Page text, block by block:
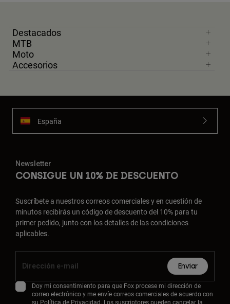
Destacados
MTB
Moto
Accesorios
España
Newsletter
CONSIGUE UN 10% DE DESCUENTO
Suscríbete a nuestros correos comerciales y en cuestión de
minutos recibirás un código de descuento del 10% para tu
primer pedido, junto con los detalles de las condiciones
aplicables.
Enviar
Doy mi consentimiento para que Fox procese mi dirección de
correo electrónico y me envíe correos comerciales de acuerdo con
su Política de Privacidad. Los suscriptores pueden cancelar la